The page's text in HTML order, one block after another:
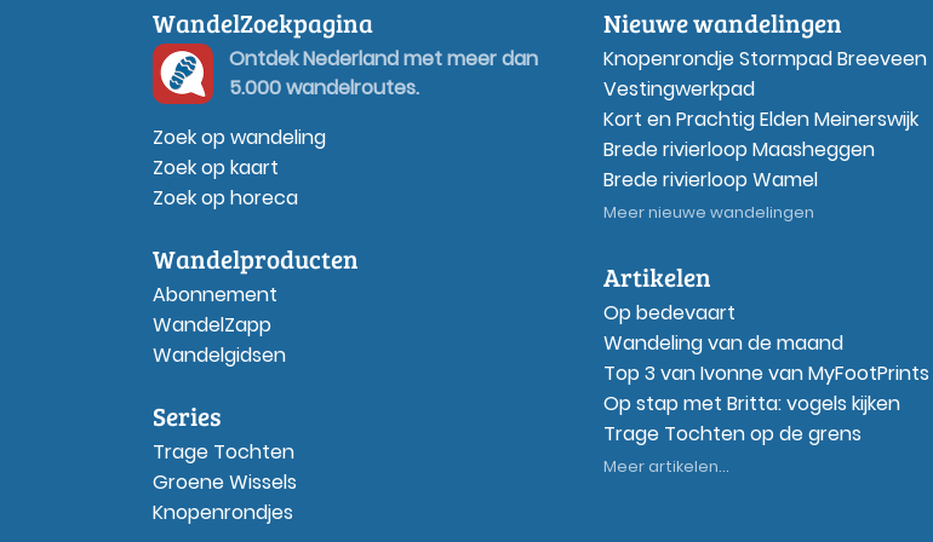
WandelZoekpagina
Ontdek Nederland met meer dan
5.000 wandelroutes.
Zoek op wandeling
Zoek op kaart
Zoek op horeca
Wandelproducten
Abonnement
WandelZapp
Wandelgidsen
Series
Trage Tochten
Groene Wissels
Knopenrondjes
Nieuwe wandelingen
Knopenrondje Stormpad Breeveen
Vestingwerkpad
Kort en Prachtig Elden Meinerswijk
Brede rivierloop Maasheggen
Brede rivierloop Wamel
Meer nieuwe wandelingen
Artikelen
Op bedevaart
Wandeling van de maand
Top 3 van Ivonne van MyFootPrints
Op stap met Britta: vogels kijken
Trage Tochten op de grens
Meer artikelen...